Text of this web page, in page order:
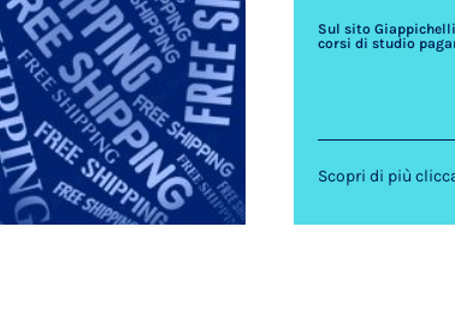
Sul sito
corsi di studio
Scopri di più